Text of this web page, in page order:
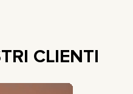
CLIENTI